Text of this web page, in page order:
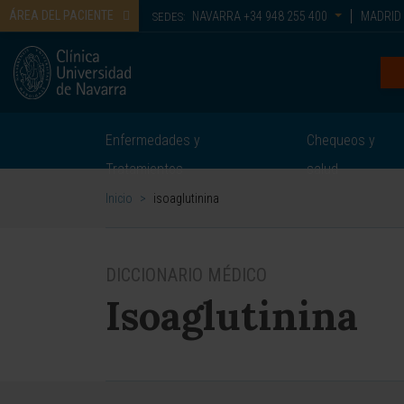
ÁREA DEL PACIENTE SEDES: NAVARRA +34 948 255 400 MADRID
Enfermedades y
Tratamientos
Chequeos y
salud
Inicio > isoaglutinina
DICCIONARIO MÉDICO
Isoaglutinina